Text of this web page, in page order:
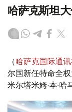
哈萨克斯坦
（哈萨克国际通
尔国新任特命全
米尔塔米姆·本·哈